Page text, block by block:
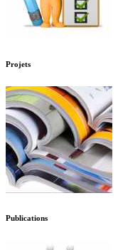
Projets
Publications